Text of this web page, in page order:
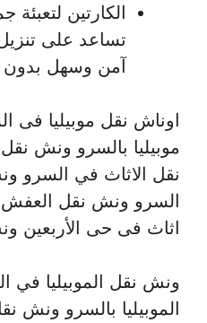
الكارتين لتعبئة
تساعد على
آمن وسهل بدون
اوناش نقل موبيليا فى
موبيليا بالسرو ونش
نقل الاثاث في السرو
السرو ونش نقل
اثاث فى حى الأربعين
ونش نقل الموبيليا
الموبيليا بالسرو